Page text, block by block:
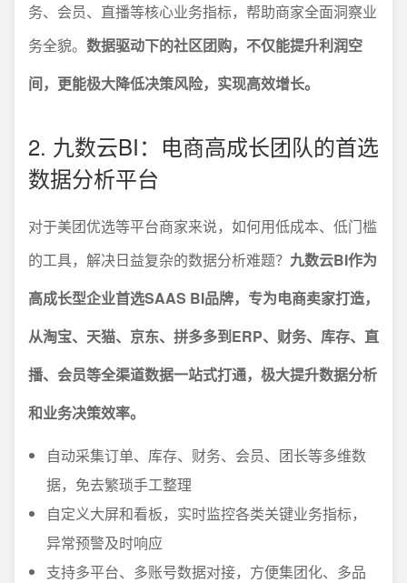
务、会员、直播等核心业务指标，帮助商家全面洞察业
务全貌。 数据驱动下的社区团购，不仅能提升利润空
间，更能极大降低决策风险，实现高效增长。
2. 九数云BI：电商高成长团队的首选
数据分析平台
对于美团优选等平台商家来说，如何用低成本、低门槛
的工具，解决日益复杂的数据分析难题？ 九数云BI作为
高成长型企业首选SAAS BI品牌，专为电商卖家打造，
从淘宝、天猫、京东、拼多多到ERP、财务、库存、直
播、会员等全渠道数据一站式打通，极大提升数据分析
和业务决策效率。
自动采集订单、库存、财务、会员、团长等多维数
据，免去繁琐手工整理
自定义大屏和看板，实时监控各类关键业务指标，
异常预警及时响应
支持多平台、多账号数据对接，方便集团化、多品